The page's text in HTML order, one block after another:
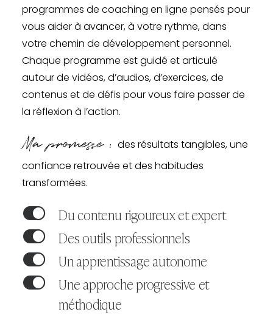
programmes de coaching en ligne pensés pour
vous aider à avancer, à votre rythme, dans
votre chemin de développement personnel.
Chaque programme est guidé et articulé
autour de vidéos, d’audios, d’exercices, de
contenus et de défis pour vous faire passer de
la réflexion à l’action.
Ma promesse : des résultats tangibles, une
confiance retrouvée et des habitudes
transformées.
Du contenu rigoureux et expert
Des outils professionnels
Un apprentissage autonome
Une approche progressive et
méthodique